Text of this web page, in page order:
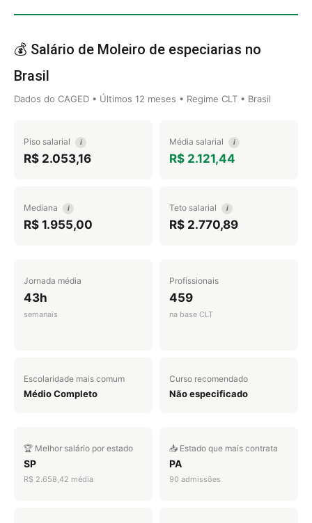
💰 Salário de Moleiro de especiarias no
Brasil
Dados do CAGED • Últimos 12 meses • Regime CLT • Brasil
Piso salarial i
R$ 2.053,16
Média salarial i
R$ 2.121,44
Mediana i
R$ 1.955,00
Teto salarial i
R$ 2.770,89
Jornada média
43h
semanais
Profissionais
459
na base CLT
Escolaridade mais comum
Médio Completo
Curso recomendado
Não especificado
🏆 Melhor salário por estado
SP
R$ 2.658,42 média
📥 Estado que mais contrata
PA
90 admissões